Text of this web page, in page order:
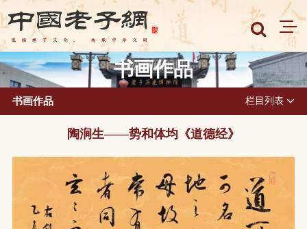
书画作品
书画作品 栏目列表
陶涧生——势和体均《道德经》